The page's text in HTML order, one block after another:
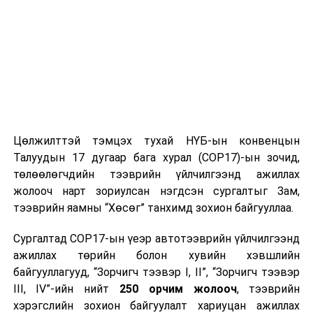
Цөлжилттэй тэмцэх тухай НҮБ-ын конвенцын
Талуудын 17 дугаар бага хурал (COP17)-ын зочид,
төлөөлөгчдийн тээврийн үйлчилгээнд ажиллах
жолооч нарт зориулсан нэгдсэн сургалтыг Зам,
тээврийн яамны “Хөсөг” танхимд зохион байгууллаа.
Сургалтад COP17-ын үеэр автотээврийн үйлчилгээнд
ажиллах төрийн болон хувийн хэвшлийн
байгууллагууд, “Зорчигч тээвэр I, II”, “Зорчигч тээвэр
III, IV”-ийн нийт 250 орчим жолооч, тээврийн
хэрэгслийн зохион байгуулалт хариуцан ажиллах